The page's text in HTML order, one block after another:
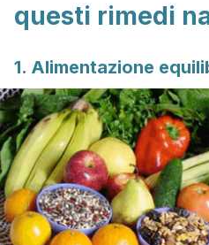
questi rimedi
1. Alimentazione